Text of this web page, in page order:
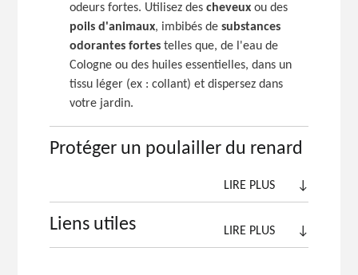
odeurs fortes. Utilisez descheveux ou des
poils d'animaux, imbibés desubstances
odorantes fortes telles que, de l'eau de
Cologne ou des huiles essentielles, dans un
tissu léger (ex : collant) et dispersez dans
votre jardin.
Protéger un poulailler du renard
LIRE PLUS ↓
Liens utiles LIRE PLUS ↓